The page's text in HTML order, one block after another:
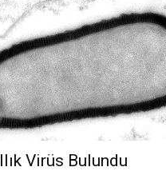
Virüs Bulundu